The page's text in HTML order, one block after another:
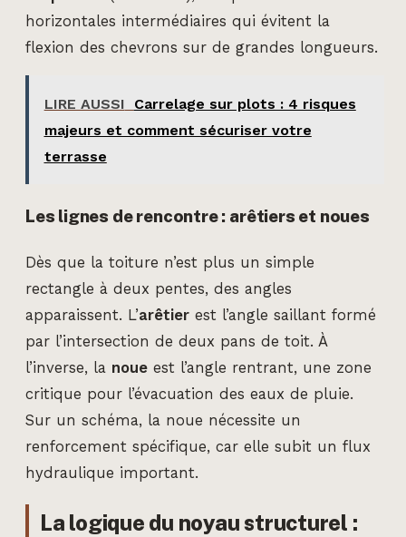
horizontales intermédiaires qui évitent la
flexion des chevrons sur de grandes longueurs.
LIRE AUSSI
Carrelage sur plots : 4 risques
majeurs et comment sécuriser votre
terrasse
Les lignes de rencontre : arêtiers et noues
Dès que la toiture n’est plus un simple
rectangle à deux pentes, des angles
apparaissent. L’arêtier est l’angle saillant formé
par l’intersection de deux pans de toit. À
l’inverse, la noue est l’angle rentrant, une zone
critique pour l’évacuation des eaux de pluie.
Sur un schéma, la noue nécessite un
renforcement spécifique, car elle subit un flux
hydraulique important.
La logique du noyau structurel :